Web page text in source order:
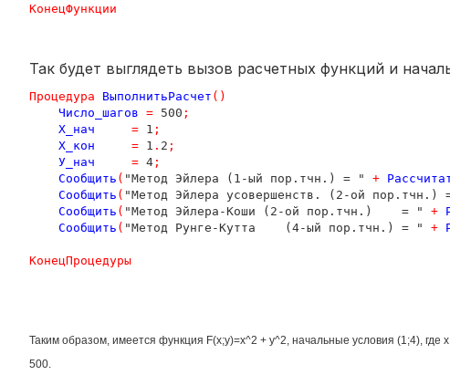
КонецФункции
Так будет выглядеть вызов расчетных функций и
Процедура ВыполнитьРасчет ()
Число_шагов = 500 ;
Х_нач
= 1 ;
Х_кон
= 1 . 2 ;
У_нач
= 4 ;
Сообщить ( "Метод Эйлера (1-ый пор.тчн.) = " +
Сообщить ( "Метод Эйлера усовершенств. (2-ой пор.тчн.)
Сообщить ( "Метод Эйлера-Коши (2-ой пор.тчн.)    = " +
Сообщить ( "Метод Рунге-Кутта    (4-ый пор.тчн.) = " +
КонецПроцедуры
Таким образом, имеется функция F(x;y)=x^2 + y^2, начальные условия (1;4),
500.